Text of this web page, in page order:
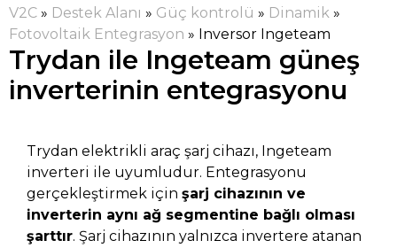
Online satın al
V2C » Destek Alanı » Güç kontrolü » Dinamik »
Fotovoltaik Entegrasyon » Inversor Ingeteam
Trydan ile Ingeteam güneş
inverterinin entegrasyonu
Trydan elektrikli araç şarj cihazı, Ingeteam
inverteri ile uyumludur. Entegrasyonu
gerçekleştirmek için şarj cihazının ve
inverterin aynı ağ segmentine bağlı olması
şarttır. Şarj cihazının yalnızca invertere atanan